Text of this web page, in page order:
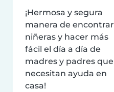
¡Hermosa y segura
manera de encontrar
niñeras y hacer más
fácil el día a día de
madres y padres que
necesitan ayuda en
casa!